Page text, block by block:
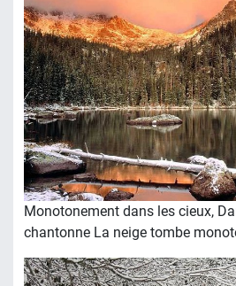
Monotonement dans les cieux,
chantonne La neige tombe